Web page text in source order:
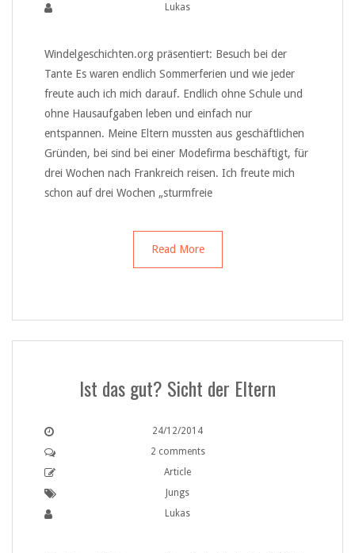
Lukas
Windelgeschichten.org präsentiert: Besuch bei der
Tante Es waren endlich Sommerferien und wie jeder
freute auch ich mich darauf. Endlich ohne Schule und
ohne Hausaufgaben leben und einfach nur
entspannen. Meine Eltern mussten aus geschäftlichen
Gründen, bei sind bei einer Modefirma beschäftigt, für
drei Wochen nach Frankreich reisen. Ich freute mich
schon auf drei Wochen „sturmfreie
Read More
Ist das gut? Sicht der Eltern
24/12/2014
2 comments
Article
Jungs
Lukas